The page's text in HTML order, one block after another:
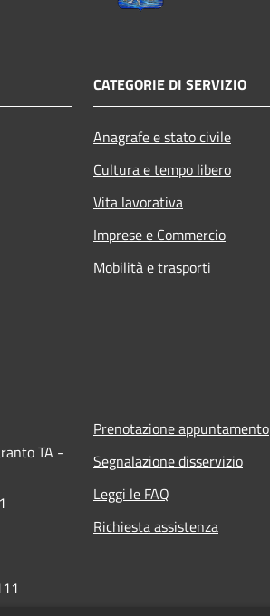
CATEGORIE DI SERVIZIO
Anagrafe e stato civile
Cultura e tempo libero
Vita lavorativa
Imprese e Commercio
Mobilità e trasporti
TA -
Prenotazione appuntamento
Segnalazione disservizio
Leggi le FAQ
Richiesta assistenza